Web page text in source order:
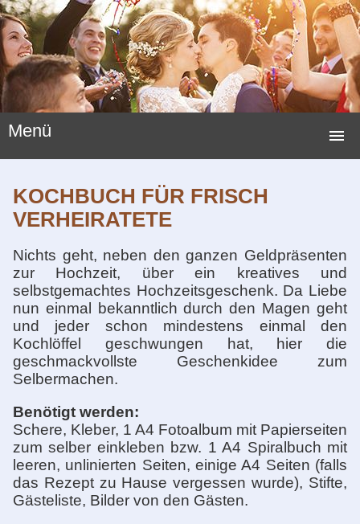
Menü
HOCHZEITSSPIELE
LUSTIGE SPIELE
NEUE HOCHZEITSSPIELE
HOCHZEITSGESCHENKE
KOCHBUCH FÜR FRISCH
VERHEIRATETE
Nichts geht, neben den ganzen Geldpräsenten
zur Hochzeit, über ein kreatives und
selbstgemachtes Hochzeitsgeschenk. Da Liebe
nun einmal bekanntlich durch den Magen geht
und jeder schon mindestens einmal den
Kochlöffel geschwungen hat, hier die
geschmackvollste Geschenkidee zum
Selbermachen.
Benötigt werden:
Schere, Kleber, 1 A4 Fotoalbum mit Papierseiten
zum selber einkleben bzw. 1 A4 Spiralbuch mit
leeren, unlinierten Seiten, einige A4 Seiten (falls
das Rezept zu Hause vergessen wurde), Stifte,
Gästeliste, Bilder von den Gästen.